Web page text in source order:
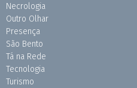
Necrologia
Outro Olhar
Presença
São Bento
Tá na Rede
Tecnologia
Turismo